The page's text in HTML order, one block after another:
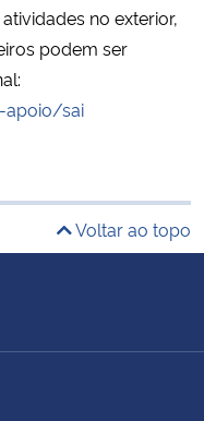
no exterior,
podem ser
apoio/sai
Voltar ao topo